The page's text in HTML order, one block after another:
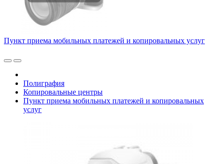
Пункт приема мобильных платежей и копировальных услуг
Полиграфия
Копировальные центры
Пункт приема мобильных платежей и копировальных
услуг